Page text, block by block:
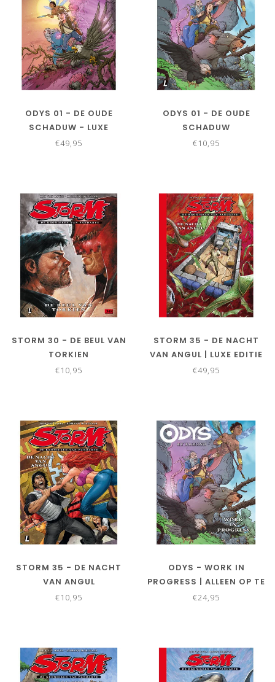
ODYS 01 - DE OUDE
SCHADUW - LUXE
€49,95
ODYS 01 - DE OUDE
SCHADUW
€10,95
STORM 30 - DE BEUL VAN
TORKIEN
€10,95
STORM 35 - DE NACHT
VAN ANGUL | LUXE EDITIE
€49,95
STORM 35 - DE NACHT
VAN ANGUL
€10,95
ODYS - WORK IN
PROGRESS | ALLEEN OP TE
HALEN IN GOUDA OP 4
€24,95